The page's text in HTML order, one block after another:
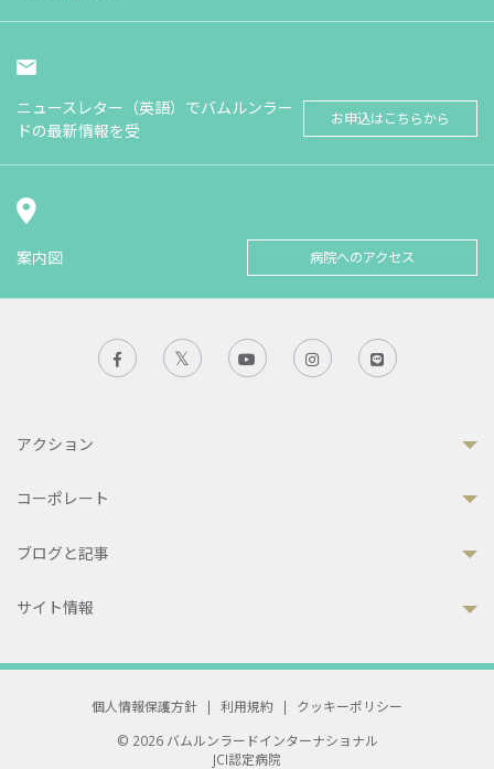
ニュースレター（英語）でバムルンラー
ドの最新情報を受
お申込はこちらから
案内図 病院へのアクセス
アクション
コーポレート
ブログと記事
サイト情報
個人情報保護方針 | 利用規約 |
クッキーポリシー
© 2026 バムルンラードインターナショナル
JCI認定病院